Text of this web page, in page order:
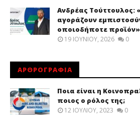
Ανδρέας Τούττουλος:
αγοράζουν
οποιοδήποτε προϊόν»
19 ΙΟΥΝΊΟΥ, 2026 0
ΑΡΘΡΟΓΡΑΦΙΑ
Ποια είναι η
ποιος ο ρόλος της;
12 ΙΟΥΛΊΟΥ, 2023 0